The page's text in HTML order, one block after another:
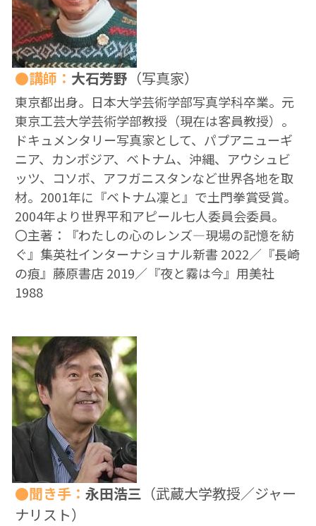
●講師： 大石芳野 （写真家）
東京都出身。日本大学芸術学部写真学科卒業。元
東京工芸大学芸術学部教授（現在は客員教授）。
ドキュメンタリー写真家として、パプアニューギ
ニア、カンボジア、ベトナム、沖縄、アウシュビ
ッツ、コソボ、アフガニスタンなど世界各地を取
材。2001年に『ベトナム凜と』で土門拳賞受賞。
2004年より世界平和アピール七人委員会委員。
〇主著：『わたしの心のレンズ―現場の記憶を紡
ぐ』集英社インターナショナル新書 2022／『長崎
の痕』藤原書店 2019／『夜と霧は今』用美社
1988
●聞き手：永田浩三 （武蔵大学教授／ジャー
ナリスト）